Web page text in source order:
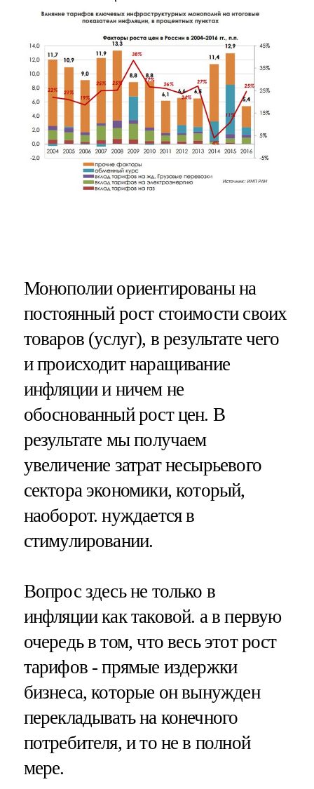
Монополии ориентированы на
постоянный рост стоимости своих
товаров (услуг), в результате чего
и происходит наращивание
инфляции и ничем не
обоснованный рост цен. В
результате мы получаем
увеличение затрат несырьевого
сектора экономики, который,
наоборот. нуждается в
стимулировании.
Вопрос здесь не только в
инфляции как таковой. а в первую
очередь в том, что весь этот рост
тарифов - прямые издержки
бизнеса, которые он вынужден
перекладывать на конечного
потребителя, и то не в полной
мере.